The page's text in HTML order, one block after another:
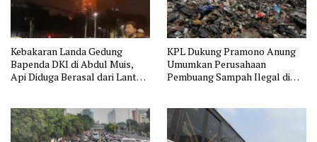
Kebakaran Landa Gedung
Bapenda DKI di Abdul Muis,
Api Diduga Berasal dari Lantai
KPL Dukung Pramono Anung
Umumkan Perusahaan
Pembuang Sampah Ilegal di